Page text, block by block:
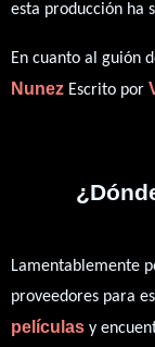
esta producción ha
En cuanto al guión
Nunez Escrito por
Lamentablemente
proveedores para
películas y